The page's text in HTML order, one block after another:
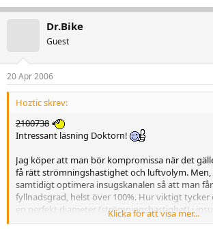
Dr.Bike
Guest
20 Apr 2006
Hoztic skrev:
2100738
Intressant läsning Doktorn!
Jag köper att man bör kompromissa när det
få rätt strömningshastighet och luftvolym. Men,
samtidigt optimera insugskanalen så att man
fyllnadsgrad, helst över 100%. Hur viktigt
en perfekt diameter (strömningshastighet) i
varvtal där man vill ha max effekt, och
Klicka för att visa mer...